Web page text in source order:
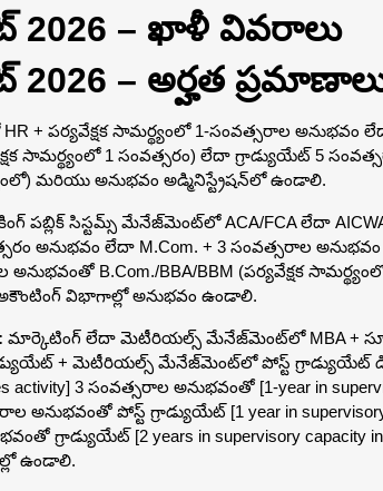
2026 – ఖాళీ వివరాలు
2026 – అర్హత
+ పర్యవేక్షక సామర్థ్యంలో 1-సంవత్సరాల అనుభవం
సామర్థ్యంలో 1 సంవత్సరం) లేదా గ్రాడ్యుయేట్ 5
మరియు అనుభవం అడ్మినిస్ట్రేషన్‌లో ఉండాలి.
పబ్లిక్ సిస్టమ్స్ మేనేజ్‌మెంట్‌లో ACA/FCA లేదా
అనుభవం లేదా M.Com. + 3 సంవత్సరాల అనుభవం
B.Com./BBA/BBM (పర్యవేక్షక
విభాగాల్లో అనుభవం ఉండాలి.
మార్కెటింగ్ లేదా మెటీరియల్స్ మేనేజ్‌మెంట్‌లో MBA +
+ మెటీరియల్స్ మేనేజ్‌మెంట్‌లో పోస్ట్ గ్రాడ్యుయేట్
activity] 3 సంవత్సరాల అనుభవంతో [1-year in
అనుభవంతో పోస్ట్ గ్రాడ్యుయేట్ [1 year in supervisory
గ్రాడ్యుయేట్ [2 years in supervisory capacity
ఉండాలి.